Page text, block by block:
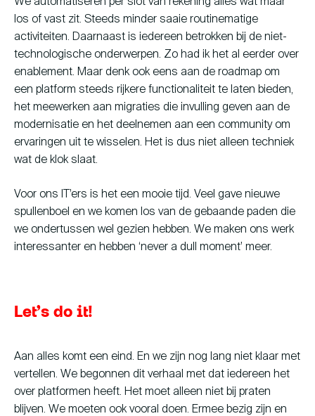
los of vast zit. Steeds minder saaie routinematige
activiteiten. Daarnaast is iedereen betrokken bij de niet-
technologische onderwerpen. Zo had ik het al eerder over
enablement. Maar denk ook eens aan de roadmap om
een platform steeds rijkere functionaliteit te laten bieden,
het meewerken aan migraties die invulling geven aan de
modernisatie en het deelnemen aan een community om
ervaringen uit te wisselen. Het is dus niet alleen techniek
wat de klok slaat.
Voor ons IT’ers is het een mooie tijd. Veel gave nieuwe
spullenboel en we komen los van de gebaande paden die
we ondertussen wel gezien hebben. We maken ons werk
interessanter en hebben ‘never a dull moment’ meer.
Let’s do it!
Aan alles komt een eind. En we zijn nog lang niet klaar met
vertellen. We begonnen dit verhaal met dat iedereen het
over platformen heeft. Het moet alleen niet bij praten
blijven. We moeten ook vooral doen. Ermee bezig zijn en